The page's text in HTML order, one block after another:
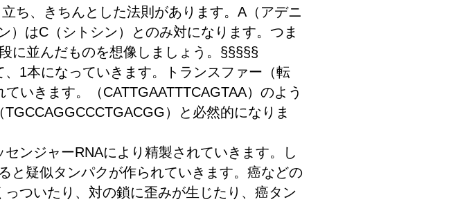
ち、きちんとした法則があります。A（アデニ
）はC（シトシン）とのみ対になります。つま
に並んだものを想像しましょう。§§§§§
1本になっていきます。トランスファー（転
いきます。（CATTGAATTTCAGTAA）のよう
）と必然的になりま
ンジャーRNAにより精製されていきます。し
疑似タンパクが作られていきます。癌などの
ついたり、対の鎖に歪みが生じたり、癌タン